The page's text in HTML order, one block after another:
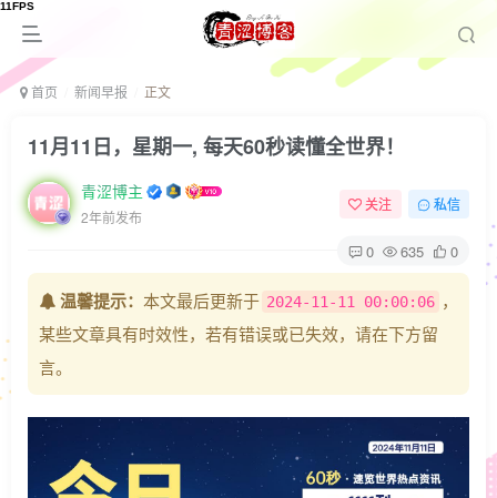
首页 新闻早报 正文
11月11日，星期一, 每天60秒读懂全世界！
青涩博主
2年前发布
关注 私信
0 635 0
温馨提示： 本文最后更新于 2024-11-11 00:00:06 ，
某些文章具有时效性，若有错误或已失效，请在下方留
言。